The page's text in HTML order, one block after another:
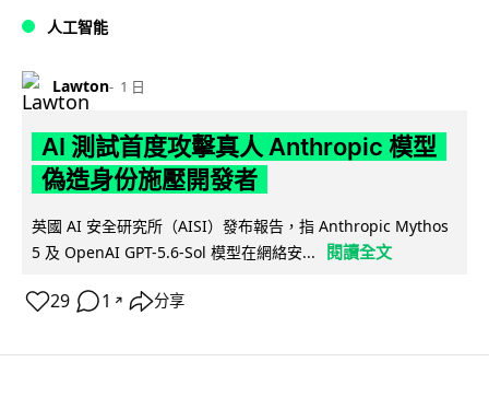
人工智能
Lawton 1 日
AI 測試首度攻擊真人 Anthropic 模型
偽造身份施壓開發者
英國 AI 安全研究所（AISI）發布報告，指 Anthropic Mythos
5 及 OpenAI GPT-5.6-Sol 模型在網絡安...
閱讀全文
29 1 ↗ 分享